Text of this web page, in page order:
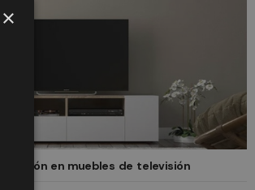
en muebles de televisión
×